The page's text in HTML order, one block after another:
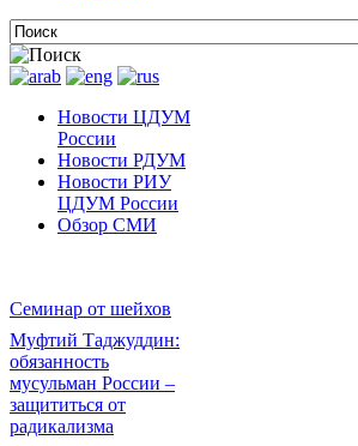
Новости ЦДУМ
России
Новости РДУМ
Новости РИУ
ЦДУМ России
Обзор СМИ
Семинар от шейхов
Муфтий Таджуддин:
обязанность
мусульман России –
защититься от
радикализма